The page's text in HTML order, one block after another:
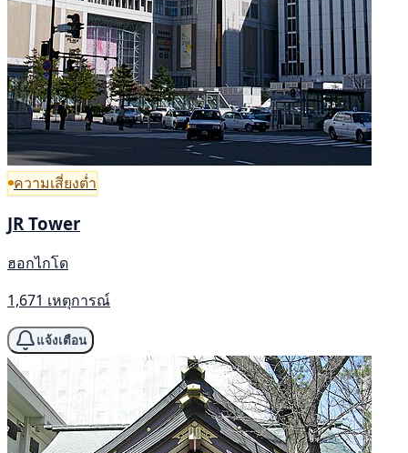
ความเสี่ยงต่ำ
JR Tower
ฮอกไกโด
1,671 เหตุการณ์
แจ้งเตือน